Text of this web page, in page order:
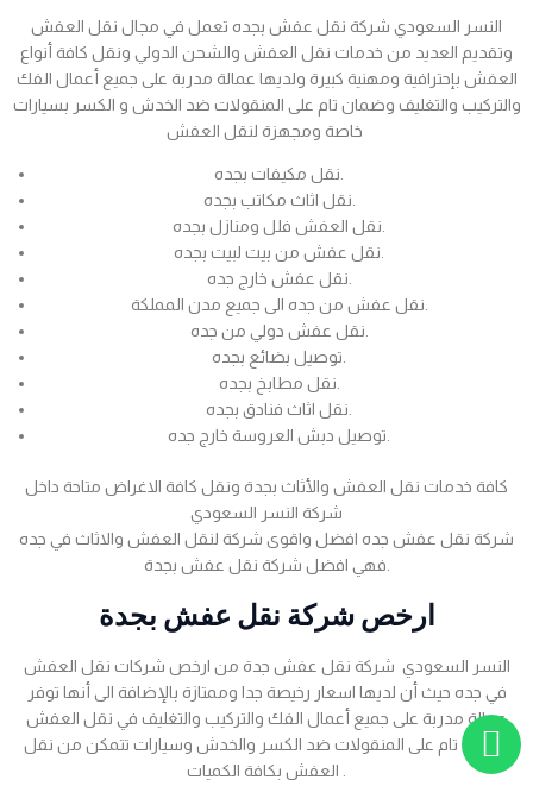
النسر السعودي شركة نقل عفش بجده تعمل في مجال نقل العفش
وتقديم العديد من خدمات نقل العفش والشحن الدولي ونقل كافة أنواع
العفش بإحترافية ومهنية كبيرة ولديها عمالة مدربة على جميع أعمال الفك
والتركيب والتغليف وضمان تام على المنقولات ضد الخدش و الكسر بسيارات
كافة خدمات نقل العفش والأثاث بجدة ونقل كافة الاغراض متاحة داخل
شركة النسر السعودي
شركة نقل عفش جده افضل واقوى شركة لنقل العفش والاثاث في جده
ارخص شركة نقل عفش بجدة
النسر السعودي شركة نقل عفش جدة من ارخص شركات نقل العفش
في جده حيث أن لديها اسعار رخيصة جدا وممتازة بالإضافة الى أنها توفر
عمالة مدربة على جميع أعمال الفك والتركيب والتغليف في نقل العفش
بضمان تام على المنقولات ضد الكسر والخدش وسيارات تتمكن من نقل